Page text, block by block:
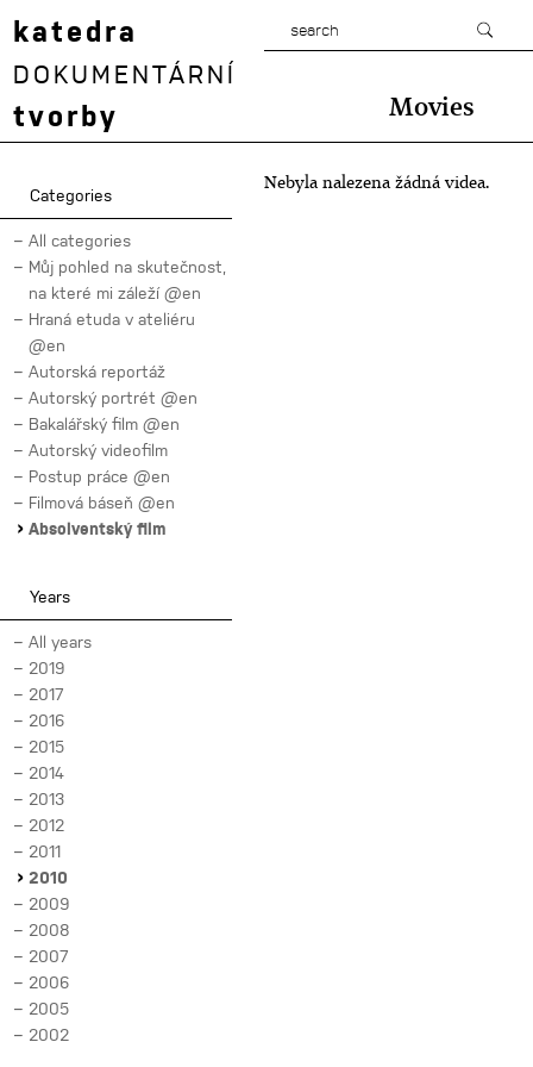
katedra
DOKUMENTÁRNÍ
tvorby Movies
Categories
All categories
Můj pohled na skutečnost,
na které mi záleží @en
Hraná etuda v ateliéru
@en
Autorská reportáž
Autorský portrét @en
Bakalářský film @en
Autorský videofilm
Postup práce @en
Filmová báseň @en
Absolventský film
Years
All years
2019
2017
2016
2015
2014
2013
2012
2011
2010
2009
2008
2007
2006
2005
2002
Nebyla nalezena žádná videa.